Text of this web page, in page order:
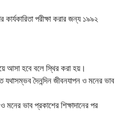
কার্যকারিতা পরীক্ষা করার জন্য ১৯৯২
আসা হবে বলে স্থির করা হয়।
যথাসম্ভব দৈনন্দিন জীবনযাপন ও মনের ভাব
মনের ভাব প্রকাশের শিক্ষাদানের পর